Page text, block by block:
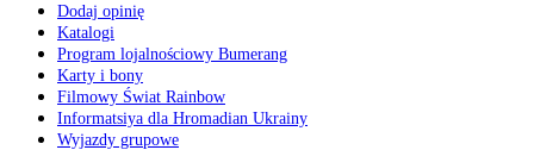
Dodaj opinię
Katalogi
Program lojalnościowy Bumerang
Karty i bony
Filmowy Świat Rainbow
Informatsiya dla Hromadian Ukrainy
Wyjazdy grupowe